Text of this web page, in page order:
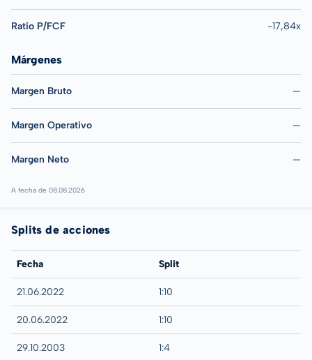
Ratio P/FCF -17,84x
Márgenes
Margen Bruto —
Margen Operativo —
Margen Neto —
A fecha de 08.08.2026
Splits de acciones
Fecha Split
21.06.2022 1:10
20.06.2022 1:10
29.10.2003 1:4